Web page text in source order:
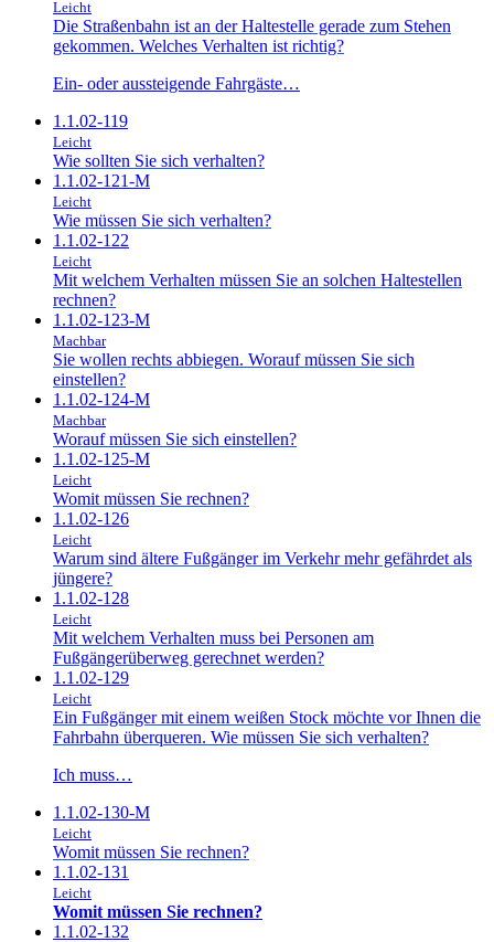
Leicht
Die Straßenbahn ist an der Haltestelle gerade zum Stehen
gekommen. Welches Verhalten ist richtig?
Ein- oder aussteigende Fahrgäste…
1.1.02-119
Leicht
Wie sollten Sie sich verhalten?
1.1.02-121-M
Leicht
Wie müssen Sie sich verhalten?
1.1.02-122
Leicht
Mit welchem Verhalten müssen Sie an solchen Haltestellen
rechnen?
1.1.02-123-M
Machbar
Sie wollen rechts abbiegen. Worauf müssen Sie sich
einstellen?
1.1.02-124-M
Machbar
Worauf müssen Sie sich einstellen?
1.1.02-125-M
Leicht
Womit müssen Sie rechnen?
1.1.02-126
Leicht
Warum sind ältere Fußgänger im Verkehr mehr gefährdet als
jüngere?
1.1.02-128
Leicht
Mit welchem Verhalten muss bei Personen am
Fußgängerüberweg gerechnet werden?
1.1.02-129
Leicht
Ein Fußgänger mit einem weißen Stock möchte vor Ihnen die
Fahrbahn überqueren. Wie müssen Sie sich verhalten?
Ich muss…
1.1.02-130-M
Leicht
Womit müssen Sie rechnen?
1.1.02-131
Leicht
Womit müssen Sie rechnen?
1.1.02-132